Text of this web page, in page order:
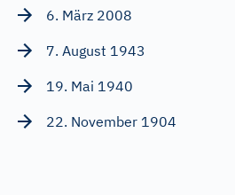
6. März 2008
7. August 1943
19. Mai 1940
22. November 1904